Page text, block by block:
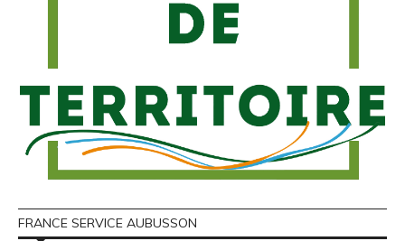
FRANCE SERVICE AUBUSSON